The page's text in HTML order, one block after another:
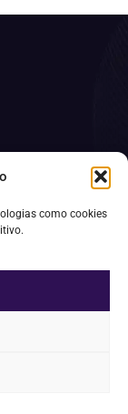
como cookies